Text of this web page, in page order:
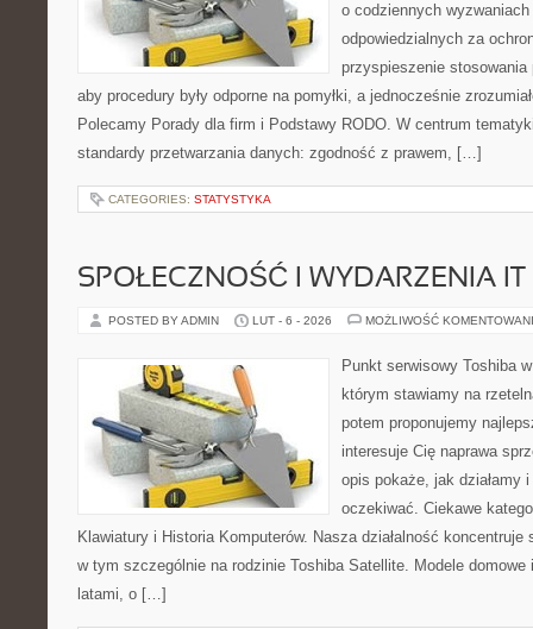
o codziennych
odpowiedzialnych za
przyspieszenie
aby procedury były odporne na pomyłki, a jednocześnie
Polecamy Porady dla firm i Podstawy RODO. W centrum
standardy przetwarzania danych: zgodność z prawem, […]
CATEGORIES: STATYSTYKA
SPOŁECZNOŚĆ I WYDARZENIA IT
POSTED BY ADMIN LUT - 6 - 2026 MOŻLIWOŚĆ
Punkt serwisowy Toshiba
którym stawiamy na
potem proponujemy
interesuje Cię naprawa
opis pokaże, jak działamy
oczekiwać. Ciekawe
Klawiatury i Historia Komputerów. Nasza działalność
w tym szczególnie na rodzinie Toshiba Satellite. Modele domowe
latami, o […]